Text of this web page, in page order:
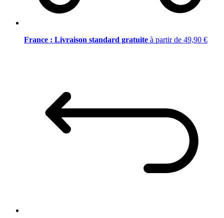
France : Livraison standard gratuite à partir de 49,90 €